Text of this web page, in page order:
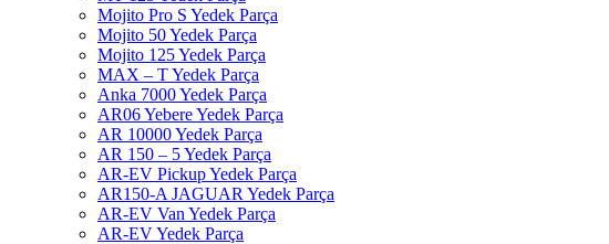
Mojito Pro S Yedek Parça
Mojito 50 Yedek Parça
Mojito 125 Yedek Parça
MAX – T Yedek Parça
Anka 7000 Yedek Parça
AR06 Yebere Yedek Parça
AR 10000 Yedek Parça
AR 150 – 5 Yedek Parça
AR-EV Pickup Yedek Parça
AR150-A JAGUAR Yedek Parça
AR-EV Van Yedek Parça
AR-EV Yedek Parça